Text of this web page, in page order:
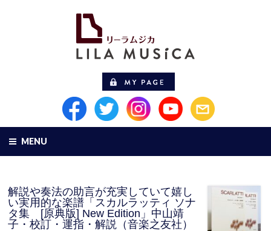
MENU
解説や奏法の助言が充実していて嬉し
い実用的な楽譜「スカルラッティ ソナ
タ集 [原典版] New Edition」中山靖
子・校訂・運指・解説（音楽之友社）